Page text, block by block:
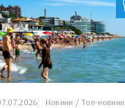
Новини / Топ-новини